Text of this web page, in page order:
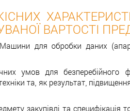
ВАРТОСТІ
для обробки даних
умов для безперебійного
та, як результат,
закупівлі та